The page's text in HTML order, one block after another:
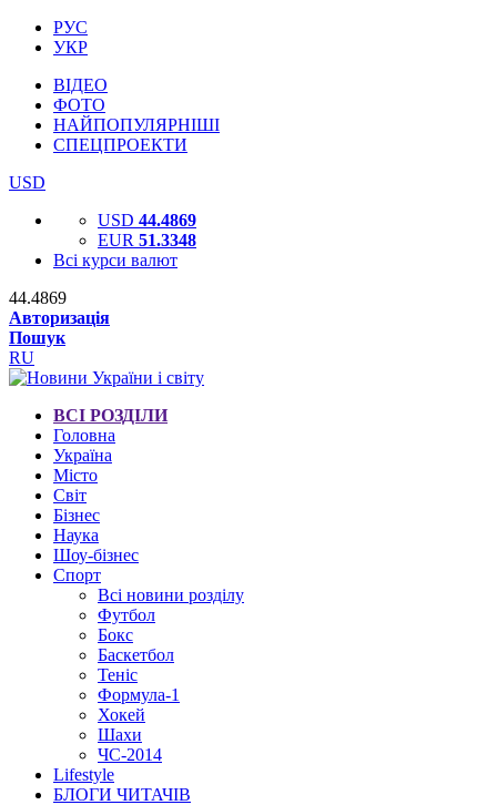
РУС
УКР
ВІДЕО
ФОТО
НАЙПОПУЛЯРНІШІ
СПЕЦПРОЕКТИ
USD
USD 44.4869
EUR 51.3348
Всі курси валют
44.4869
Авторизація
Пошук
RU
ВСІ РОЗДІЛИ
Головна
Україна
Місто
Світ
Бізнес
Наука
Шоу-бізнес
Спорт
Всі новини розділу
Футбол
Бокс
Баскетбол
Теніс
Формула-1
Хокей
Шахи
ЧС-2014
Lifestyle
БЛОГИ ЧИТАЧІВ